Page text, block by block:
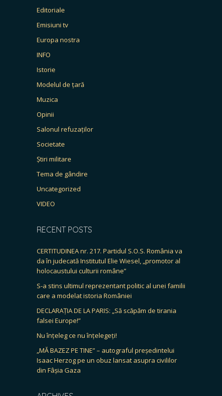
Editoriale
Emisiuni tv
Europa nostra
INFO
Istorie
Modelul de țară
Muzica
Opinii
Salonul refuzaților
Societate
Știri militare
Tema de gândire
Uncategorized
VIDEO
RECENT POSTS
CERTITUDINEA nr. 217. Partidul S.O.S. România va
da în judecată Institutul Elie Wiesel, „promotor al
holocaustului culturii române”
S-a stins ultimul reprezentant politic al unei familii
care a modelat istoria României
DECLARAȚIA DE LA PARIS: „Să scăpăm de tirania
falsei Europe!”
Nu înțeleg ce nu înțelegeți!
„MĂ BAZEZ PE TINE” – autograful președintelui
Isaac Herzog pe un obuz lansat asupra civililor
din Fâșia Gaza